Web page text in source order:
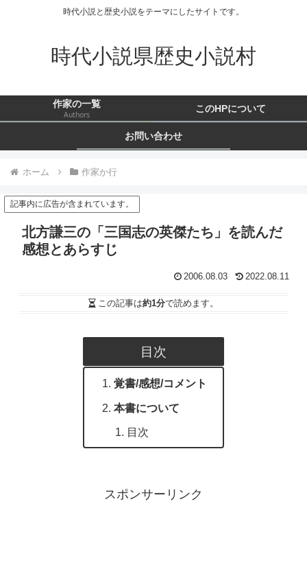
時代小説と歴史小説をテーマにしたサイトです。
時代小説県歴史小説村
作家の一覧
Authors
このHPについて
お問い合わせ
ホーム 作家か行
記事内に広告が含まれています。
北方謙三の「三国志の英傑たち」を読んだ
感想とあらすじ
2006.08.03 2022.08.11
この記事は約1分で読めます。
目次
覚書/感想/コメント
本書について
目次
スポンサーリンク